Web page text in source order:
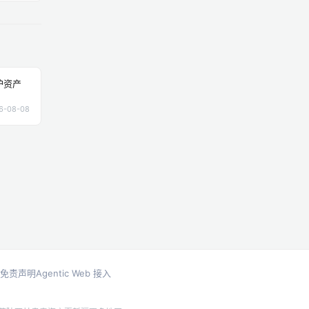
资产
08-08
免责声明Agentic Web 接入